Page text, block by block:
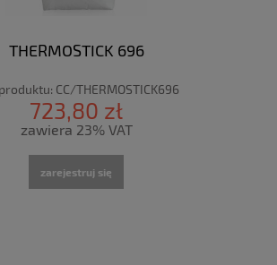
THERMOSTICK 696
CC/THERMOSTICK696
723,80 zł
zawiera 23% VAT
zarejestruj się